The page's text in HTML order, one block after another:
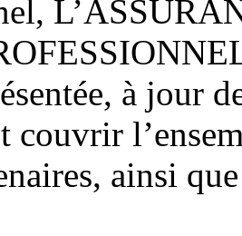
à jour
couvrir
ainsi